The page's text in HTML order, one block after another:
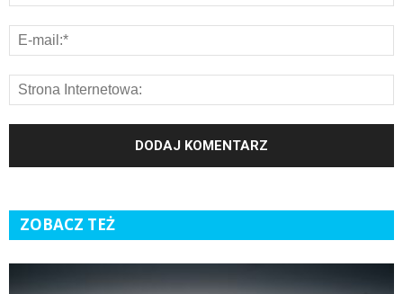
ZOBACZ TEŻ